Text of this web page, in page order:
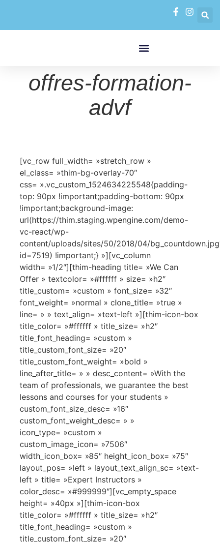
offres-formation-
advf
[vc_row full_width= »stretch_row »
el_class= »thim-bg-overlay-70″
css= ».vc_custom_1524634225548{padding-
top: 90px !important;padding-bottom: 90px
!important;background-image:
url(https://thim.staging.wpengine.com/demo-
vc-react/wp-
content/uploads/sites/50/2018/04/
id=7519) !important;} »][vc_column
width= »1/2″][thim-heading title= »We Can
Offer » textcolor= »#ffffff » size= »h2″
title_custom= »custom » font_size= »32″
font_weight= »normal » clone_title= »true »
line= » » text_align= »text-left »][thim-icon-box
title_color= »#ffffff » title_size= »h2″
title_font_heading= »custom »
title_custom_font_size= »20″
title_custom_font_weight= »bold »
line_after_title= » » desc_content= »With the
team of professionals, we guarantee the best
lessons and courses for your students »
custom_font_size_desc= »16″
custom_font_weight_desc= » »
icon_type= »custom »
custom_image_icon= »7506″
width_icon_box= »85″ height_icon_box= »75″
layout_pos= »left » layout_text_align_sc= »text-
left » title= »Expert Instructors »
color_desc= »#999999″][vc_empty_space
height= »40px »][thim-icon-box
title_color= »#ffffff » title_size= »h2″
title_font_heading= »custom »
title_custom_font_size= »20″